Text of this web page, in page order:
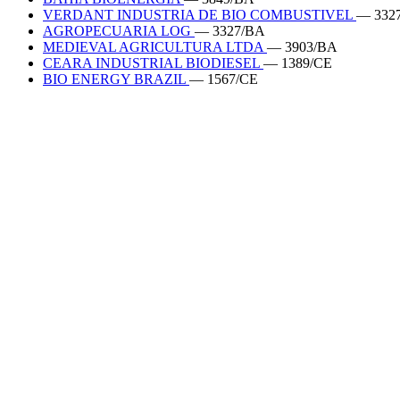
VERDANT INDUSTRIA DE BIO COMBUSTIVEL —
AGROPECUARIA LOG — 3327/BA
MEDIEVAL AGRICULTURA LTDA — 3903/BA
CEARA INDUSTRIAL BIODIESEL — 1389/CE
BIO ENERGY BRAZIL — 1567/CE